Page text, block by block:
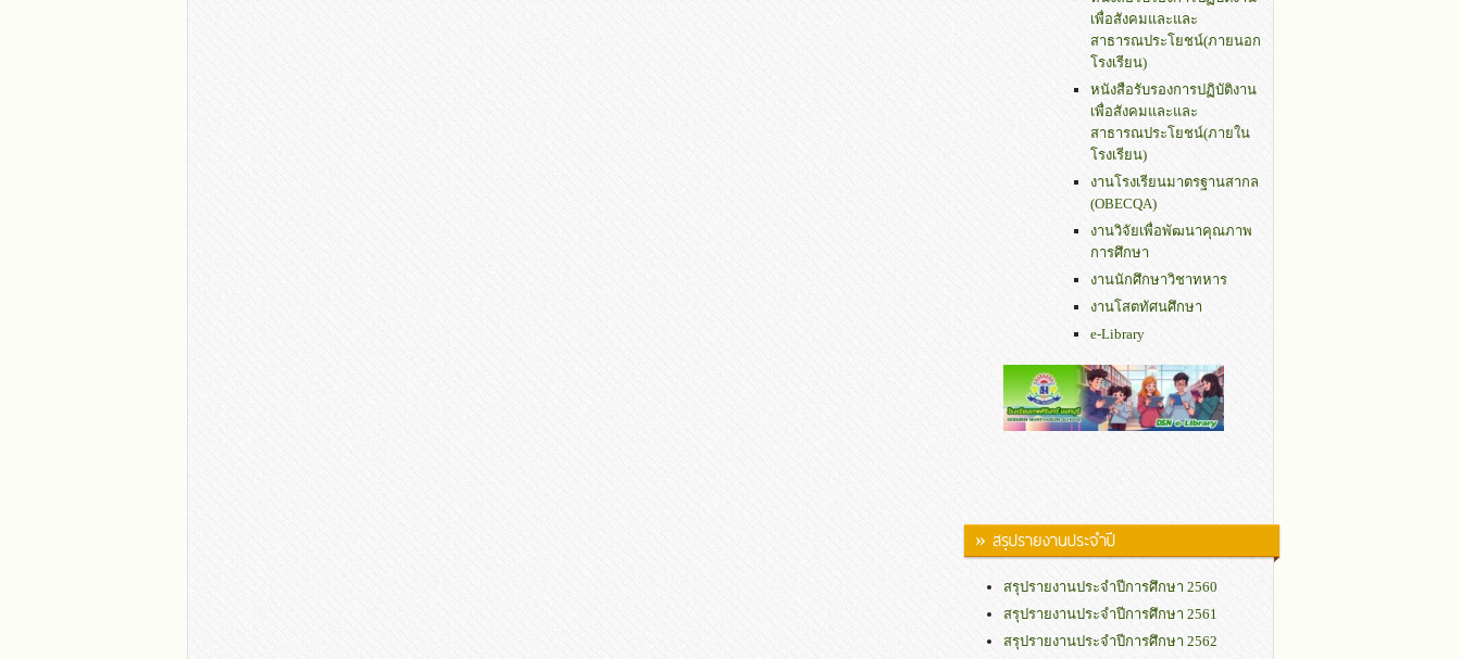
เพื่อสังคมและและ
สาธารณประโยชน์(ภายนอก
โรงเรียน)
หนังสือรับรองการปฏิบัติงาน
เพื่อสังคมและและ
สาธารณประโยชน์(ภายใน
โรงเรียน)
งานโรงเรียนมาตรฐานสากล
(OBECQA)
งานวิจัยเพื่อพัฒนาคุณภาพ
การศึกษา
งานนักศึกษาวิชาทหาร
งานโสตทัศนศึกษา
e-Library
» สรุปรายงานประจำปี
สรุปรายงานประจำปีการศึกษา 2560
สรุปรายงานประจำปีการศึกษา 2561
สรุปรายงานประจำปีการศึกษา 2562